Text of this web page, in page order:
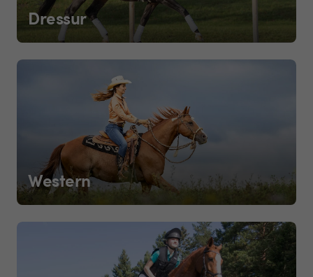
Dressur
Western